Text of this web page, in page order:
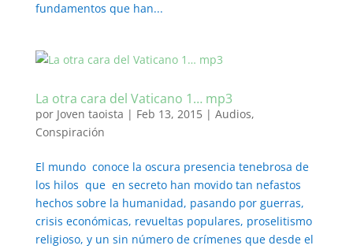
fundamentos que han...
La otra cara del Vaticano 1… mp3
por Joven taoista | Feb 13, 2015| Audios,
Conspiración
El mundo conoce la oscura presencia tenebrosa de
los hilos que en secreto han movido tan nefastos
hechos sobre la humanidad, pasando por guerras,
crisis económicas, revueltas populares, proselitismo
religioso, y un sin número de crímenes que desde el